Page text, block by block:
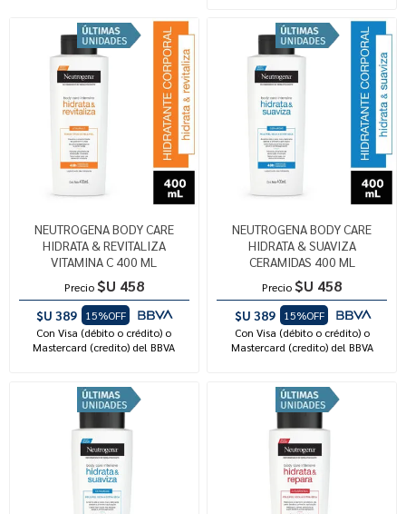
NEUTROGENA BODY CARE
HIDRATA & REVITALIZA
VITAMINA C 400 ML
Precio $U 458
$U 389
15%OFF
Con Visa (débito o crédito) o
Mastercard (credito) del BBVA
NEUTROGENA BODY CARE
HIDRATA & SUAVIZA
CERAMIDAS 400 ML
Precio $U 458
$U 389
15%OFF
Con Visa (débito o crédito) o
Mastercard (credito) del BBVA